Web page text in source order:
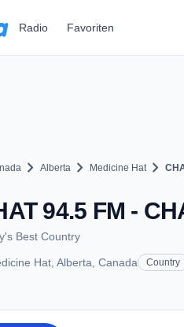
Radio Favoriten
chevron_right Alberta chevron_right Medicine Hatchevron_right
94.5 FM -
Best Country
Hat, Alberta, Canada Country